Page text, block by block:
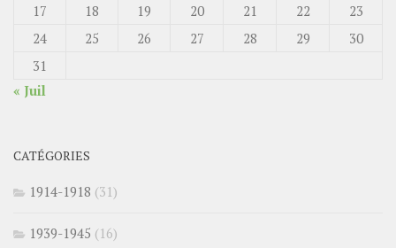
17
18 19 20 21 22
23
24
25 26 27 28 29
30
31
« Juil
CATÉGORIES
1914-1918 (31)
1939-1945 (16)